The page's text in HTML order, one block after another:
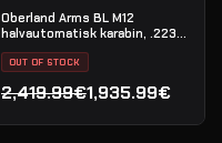
Oberland Arms BL M12
halvautomatisk karabin, .223
Rem
OUT OF STOCK
2,419.99€
Den oprindelige pris var:
1,935.99€
Den aktuelle pris er: